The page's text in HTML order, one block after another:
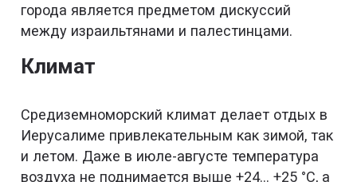
города является предметом дискуссий
между израильтянами и палестинцами.
Климат
Средиземноморский климат делает отдых в
Иерусалиме привлекательным как зимой, так
и летом. Даже в июле-августе температура
воздуха не поднимается выше +24… +25 °С, а